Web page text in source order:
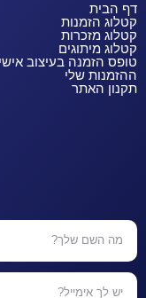
דף הבית
קטלוג הזמנות
קטלוג מזכרות
קטלוג מיתוגים
טופס הזמנה בעיצוב אישי
ההזמנות שלי
תקנון האתר